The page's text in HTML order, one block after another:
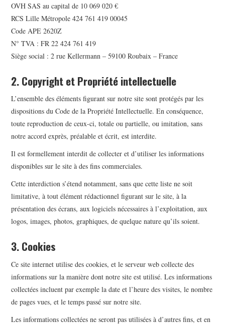
OVH SAS au capital de 10 069 020 €
RCS Lille Métropole 424 761 419 00045
Code APE 2620Z
N° TVA : FR 22 424 761 419
Siège social : 2 rue Kellermann – 59100 Roubaix – France
2. Copyright et Propriété intellectuelle
L’ensemble des éléments figurant sur notre site sont protégés par les
dispositions du Code de la Propriété Intellectuelle. En conséquence,
toute reproduction de ceux-ci, totale ou partielle, ou imitation, sans
notre accord exprès, préalable et écrit, est interdite.
Il est formellement interdit de collecter et d’utiliser les informations
disponibles sur le site à des fins commerciales.
Cette interdiction s’étend notamment, sans que cette liste ne soit
limitative, à tout élément rédactionnel figurant sur le site, à la
présentation des écrans, aux logiciels nécessaires à l’exploitation, aux
logos, images, photos, graphiques, de quelque nature qu’ils soient.
3. Cookies
Ce site internet utilise des cookies, et le serveur web collecte des
informations sur la manière dont notre site est utilisé. Les informations
collectées incluent par exemple la date et l’heure des visites, le nombre
de pages vues, et le temps passé sur notre site.
Les informations collectées ne seront pas utilisées à d’autres fins, et en